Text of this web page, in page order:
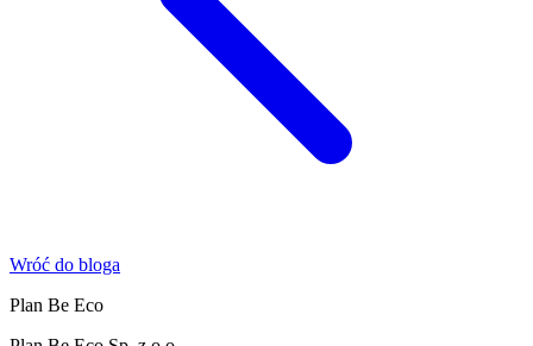
Wróć do bloga
Plan Be Eco